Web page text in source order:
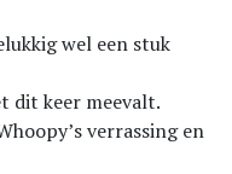
wel een stuk
dit keer meevalt.
verrassing en